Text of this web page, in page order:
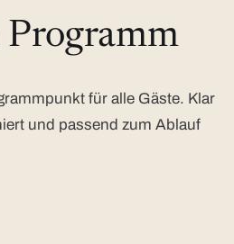
für alle Gäste. Klar
und passend zum Ablauf